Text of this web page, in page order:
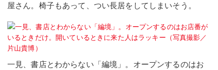
屋さん。椅子もあって、つい長居をしてしまいそう。
一見、書店とわからない「編境」。オープンするのはお